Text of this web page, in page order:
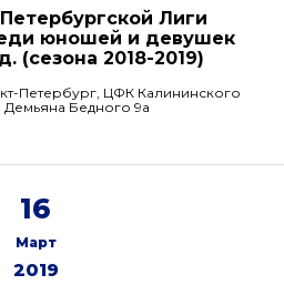
Лиги
юношей и девушек
(сезона 2018-2019)
Петербург, ЦФК Калининского
Демьяна Бедного 9а
16
Март
2019